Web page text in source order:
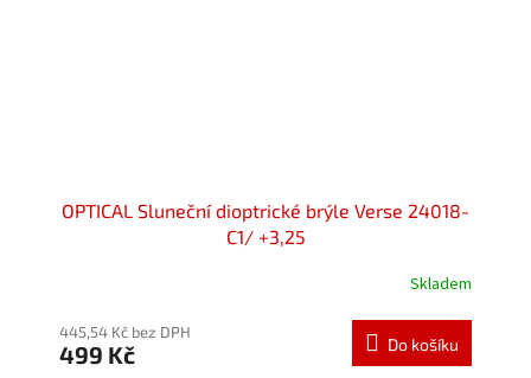
OPTICAL Sluneční dioptrické brýle Verse 24018-
C1/ +3,25
Skladem
445,54 Kč bez DPH
499 Kč Do košíku